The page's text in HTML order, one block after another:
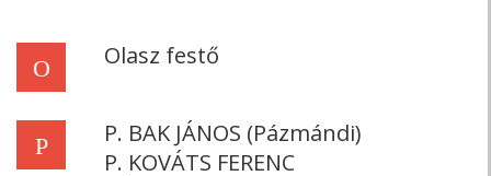
O Olasz festő
P
P. BAK JÁNOS (Pázmándi)
P. KOVÁTS FERENC